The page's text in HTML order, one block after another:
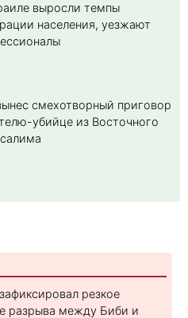
выросли темпы
населения, уезжают
смехотворный приговор
убийце из Восточного
резкое
разрыва между Биби и